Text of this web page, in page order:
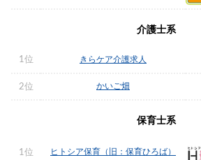
介護士系
1位 きらケア介護求人
2位 かいご畑
保育士系
1位 ヒトシア保育（旧：保育ひろば）